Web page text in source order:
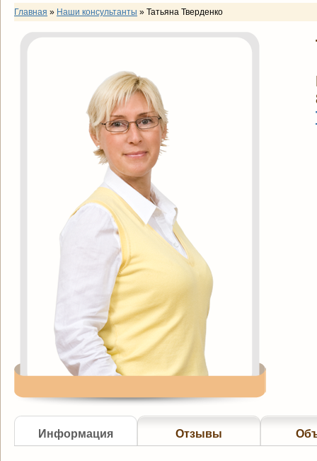
Главная » Наши консультанты » Татьяна Тверденко
Информация Отзывы